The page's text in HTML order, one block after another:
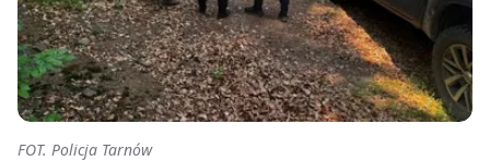
FOT. Policja Tarnów